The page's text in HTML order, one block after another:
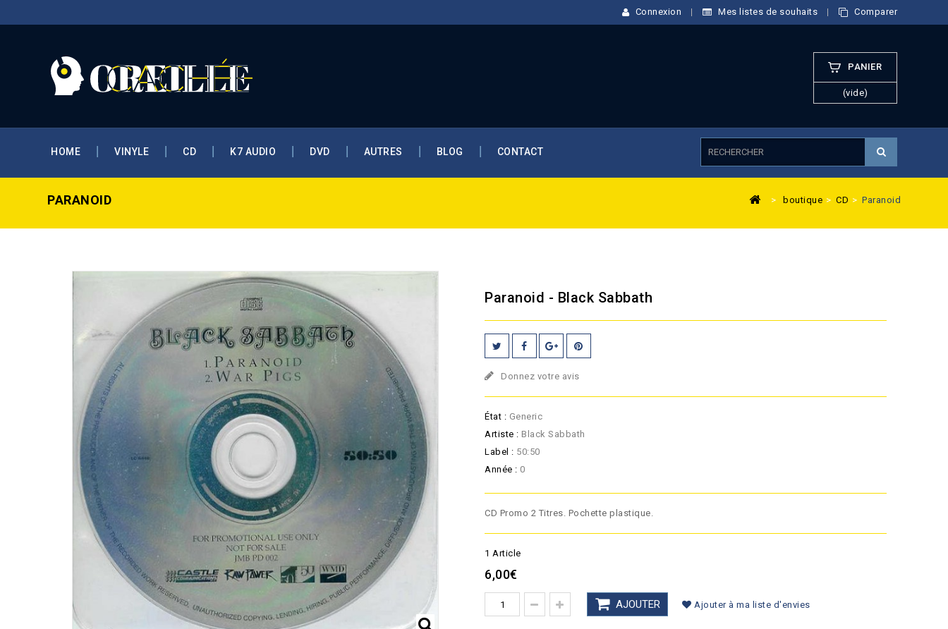
Connexion Mes listes de souhaits Comparer
PANIER
(vide)
HOME VINYLE CD K7 AUDIO DVD AUTRES BLOG CONTACT
PARANOID > boutique > CD > Paranoid
Paranoid - Black Sabbath
Donnez votre avis
État : Generic
Artiste : Black Sabbath
Label : 50:50
Année : 0
CD Promo 2 Titres. Pochette plastique.
1 Article
6,00€
AJOUTER Ajouter à ma liste d'envies